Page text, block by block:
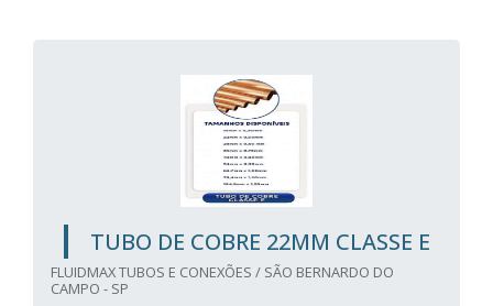
TUBO DE COBRE 22MM CLASSE E
FLUIDMAX TUBOS E CONEXÕES / SÃO BERNARDO DO
CAMPO - SP